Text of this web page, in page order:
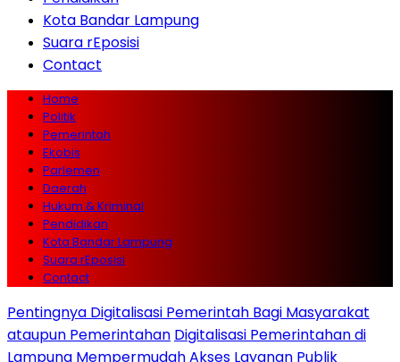
Kota Bandar Lampung
Suara rEposisi
Contact
Home
Politik
Pemerintah
Ekobis
Parlemen
Daerah
Hukum & Kriminal
Pendidikan
Kota Bandar Lampung
Suara rEposisi
Contact
Pentingnya Digitalisasi Pemerintah Bagi Masyarakat
ataupun Pemerintahan Digitalisasi Pemerintahan di
Lampung Mempermudah Akses Layanan Publik